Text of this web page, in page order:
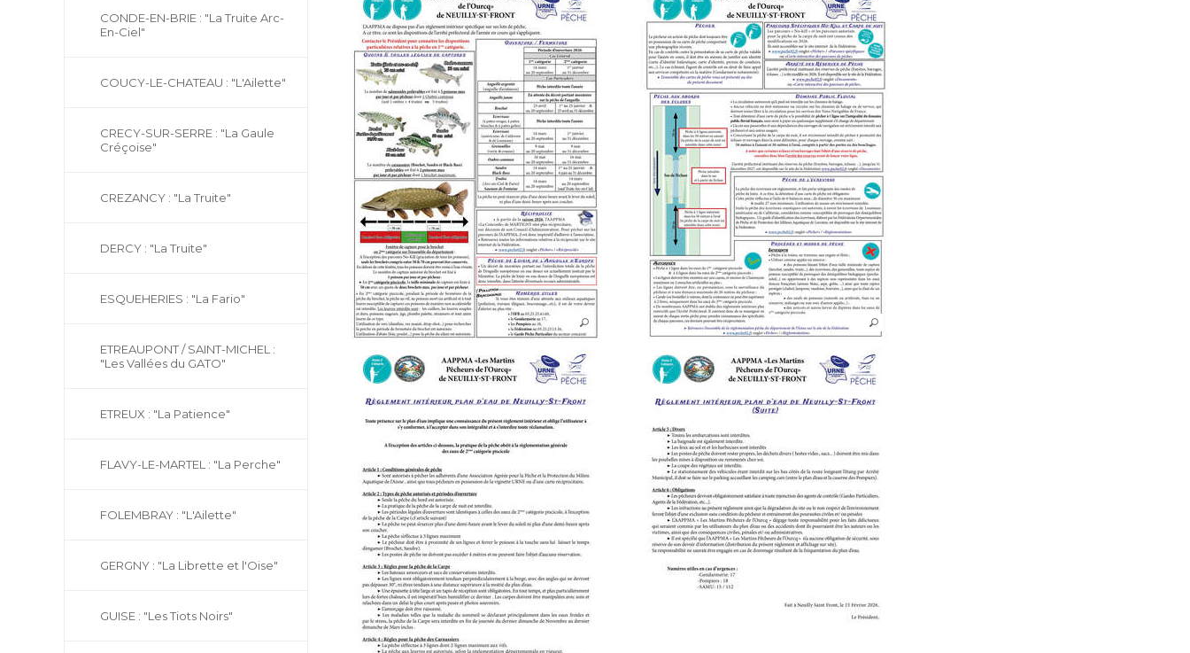
CONDE-EN-BRIE : "La Truite Arc-
En-Ciel"
COUCY-LE-CHATEAU : "L'Ailette"
CRECY-SUR-SERRE : "La Gaule
Créçoise"
CREZANCY : "La Truite"
DERCY : "La Truite"
ESQUEHERIES : "La Fario"
ETREAUPONT / SAINT-MICHEL :
"Les Vallées du GATO"
ETREUX : "La Patience"
FLAVY-LE-MARTEL : "La Perche"
FOLEMBRAY : "L'Ailette"
GERGNY : "La Librette et l'Oise"
GUISE : "Les Tiots Noirs"